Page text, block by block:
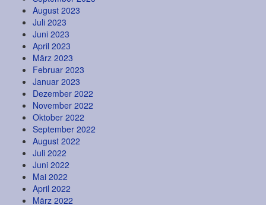
August 2023
Juli 2023
Juni 2023
April 2023
März 2023
Februar 2023
Januar 2023
Dezember 2022
November 2022
Oktober 2022
September 2022
August 2022
Juli 2022
Juni 2022
Mai 2022
April 2022
März 2022